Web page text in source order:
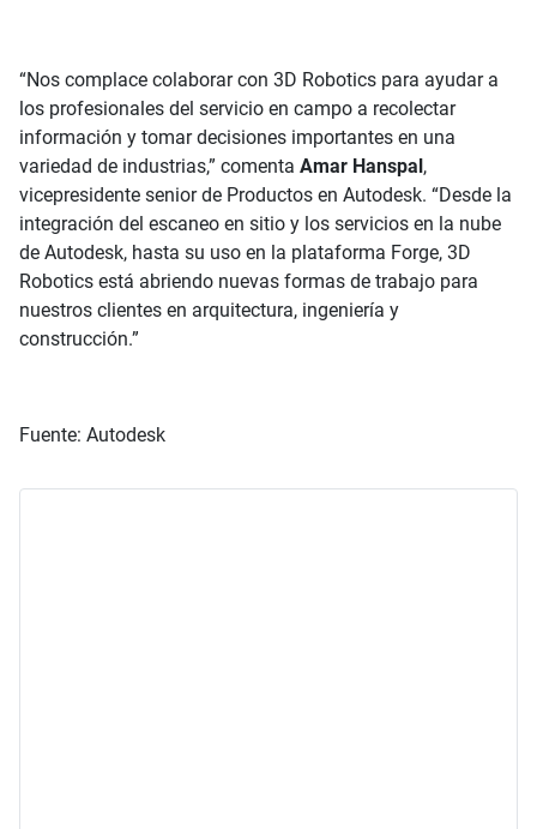
“Nos complace colaborar con 3D Robotics para ayudar a
los profesionales del servicio en campo a recolectar
información y tomar decisiones importantes en una
variedad de industrias,” comenta Amar Hanspal,
vicepresidente senior de Productos en Autodesk. “Desde la
integración del escaneo en sitio y los servicios en la nube
de Autodesk, hasta su uso en la plataforma Forge, 3D
Robotics está abriendo nuevas formas de trabajo para
nuestros clientes en arquitectura, ingeniería y
construcción.”
Fuente: Autodesk